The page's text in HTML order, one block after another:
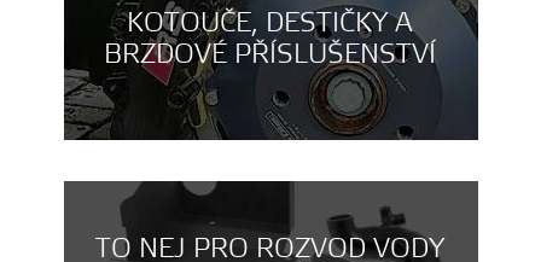
KOTOUČE, DESTIČKY A
BRZDOVÉ PŘÍSLUŠENSTVÍ
TO NEJ PRO ROZVOD VODY